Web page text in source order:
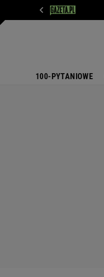
100-PYTANIOWE